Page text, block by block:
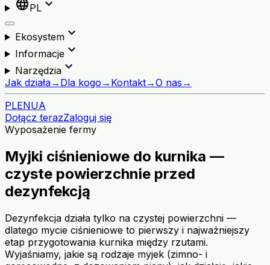
languagePL expand_more
Ekosystemexpand_more
Informacjeexpand_more
Narzędziaexpand_more
Jak działa→ Dla kogo → Kontakt→O nas →
PLENUA
Dołącz terazZaloguj się
Wyposażenie fermy
Myjki ciśnieniowe do kurnika —
czyste powierzchnie przed
dezynfekcją
Dezynfekcja działa tylko na czystej powierzchni —
dlatego mycie ciśnieniowe to pierwszy i najważniejszy
etap przygotowania kurnika między rzutami.
Wyjaśniamy, jakie są rodzaje myjek (zimno- i